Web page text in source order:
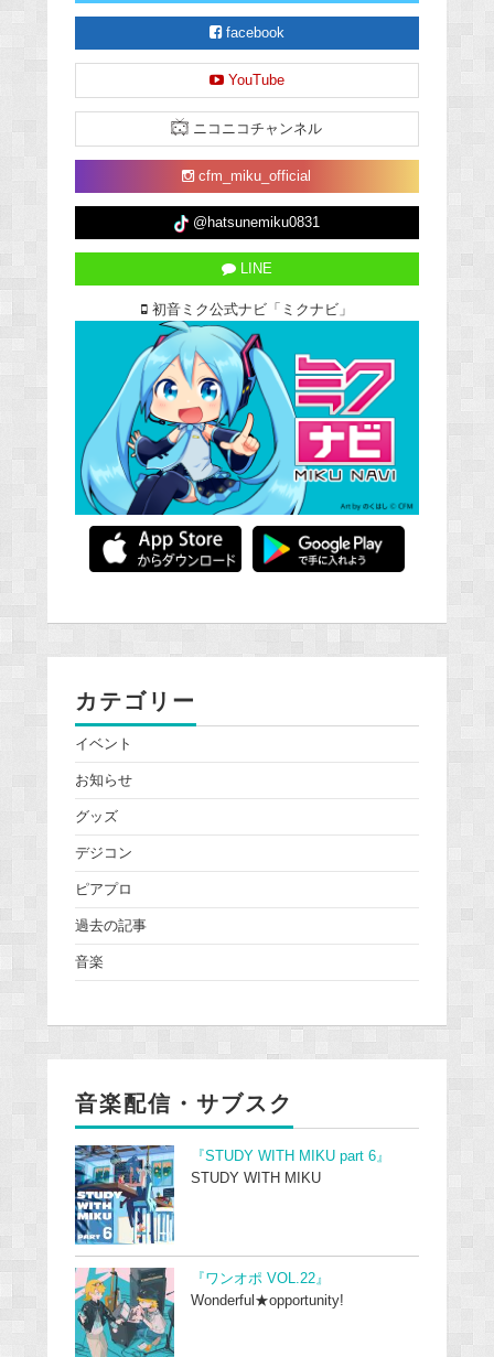
facebook
YouTube
ニコニコチャンネル
cfm_miku_official
@hatsunemiku0831
LINE
初音ミク公式ナビ「ミクナビ」
カテゴリー
イベント
お知らせ
グッズ
デジコン
ピアプロ
過去の記事
音楽
音楽配信・サブスク
『STUDY WITH MIKU part 6』
STUDY WITH MIKU
『ワンオポ VOL.22』
Wonderful★opportunity!